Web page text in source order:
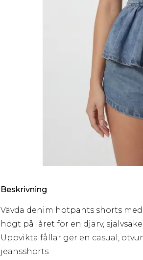
Beskrivning
Vävda denim hotpants shorts
högt på låret för en djärv,
Uppvikta fållar ger en casual,
jeansshorts